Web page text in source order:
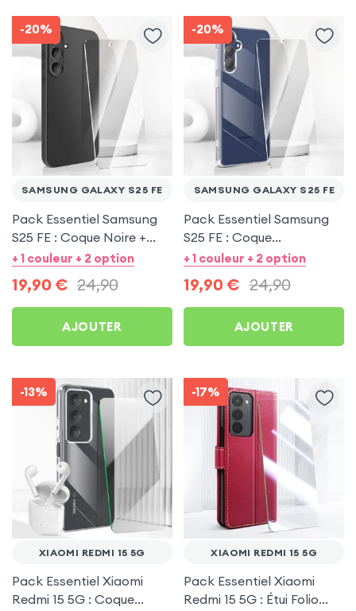
-20%
SAMSUNG GALAXY S25 FE
Pack Essentiel Samsung
S25 FE : Coque Noire +
Protection écran
+ 1 couleur + 2 option
19,90 € 24,90
AJOUTER
-20%
SAMSUNG GALAXY S25 FE
Pack Essentiel Samsung
S25 FE : Coque
Transparente +
+ 1 couleur + 2 option
19,90 € 24,90
AJOUTER
-13%
XIAOMI REDMI 15 5G
Pack Essentiel Xiaomi
Redmi 15 5G : Coque
-17%
XIAOMI REDMI 15 5G
Pack Essentiel Xiaomi
Redmi 15 5G : Étui Folio